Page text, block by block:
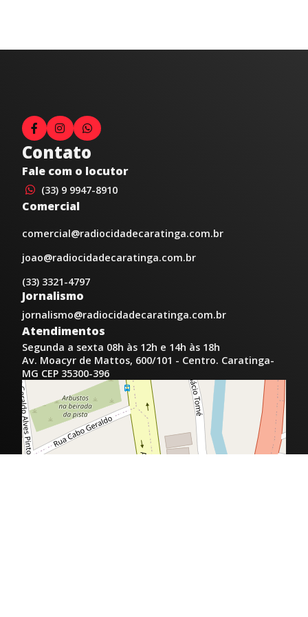
Contato
Fale com o locutor
(33) 9 9947-8910
Comercial
comercial@radiocidadecaratinga.com.br
joao@radiocidadecaratinga.com.br
(33) 3321-4797
Jornalismo
jornalismo@radiocidadecaratinga.com.br
Atendimentos
Segunda a sexta 08h às 12h e 14h às 18h
Av. Moacyr de Mattos, 600/101 - Centro. Caratinga-
MG CEP 35300-396